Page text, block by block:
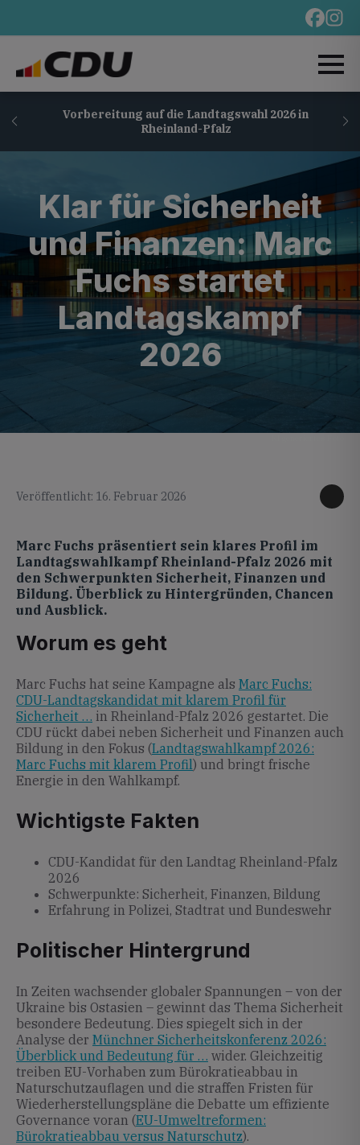
Vorbereitung auf die Landtagswahl 2026 in
Rheinland-Pfalz
Klar für Sicherheit
und Finanzen: Marc
Fuchs startet
Landtagskampf
2026
Veröffentlicht: 16. Februar 2026
Marc Fuchs präsentiert sein klares Profil im
Landtagswahlkampf Rheinland-Pfalz 2026 mit
den Schwerpunkten Sicherheit, Finanzen und
Bildung. Überblick zu Hintergründen, Chancen
und Ausblick.
Worum es geht
Marc Fuchs hat seine Kampagne als Marc Fuchs:
CDU-Landtagskandidat mit klarem Profil für
Sicherheit … in Rheinland-Pfalz 2026 gestartet. Die
CDU rückt dabei neben Sicherheit und Finanzen auch
Bildung in den Fokus (Landtagswahlkampf 2026:
Marc Fuchs mit klarem Profil) und bringt frische
Energie in den Wahlkampf.
Wichtigste Fakten
CDU-Kandidat für den Landtag Rheinland-Pfalz
2026
Schwerpunkte: Sicherheit, Finanzen, Bildung
Erfahrung in Polizei, Stadtrat und Bundeswehr
Politischer Hintergrund
In Zeiten wachsender globaler Spannungen – von der
Ukraine bis Ostasien – gewinnt das Thema Sicherheit
besondere Bedeutung. Dies spiegelt sich in der
Analyse der Münchner Sicherheitskonferenz 2026:
Überblick und Bedeutung für … wider. Gleichzeitig
treiben EU-Vorhaben zum Bürokratieabbau in
Naturschutzauflagen und die straffen Fristen für
Wiederherstellungspläne die Debatte um effiziente
Governance voran (EU-Umweltreformen:
Bürokratieabbau versus Naturschutz).